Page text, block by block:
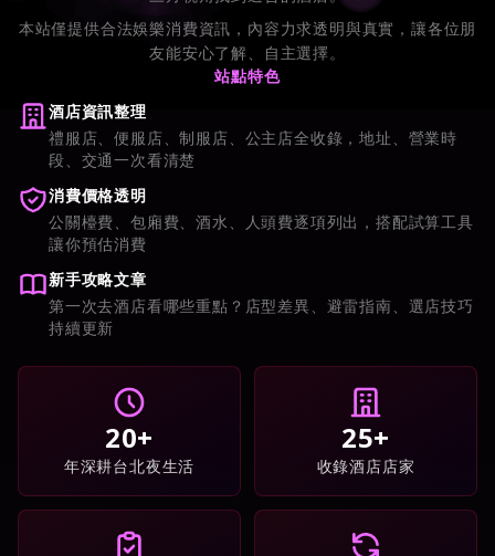
本站僅提供合法娛樂消費資訊，內容力求透明與真實，讓各位朋
友能安心了解、自主選擇。
站點特色
酒店資訊整理
禮服店、便服店、制服店、公主店全收錄，地址、營業時
段、交通一次看清楚
消費價格透明
公關檯費、包廂費、酒水、人頭費逐項列出，搭配試算工具
讓你預估消費
新手攻略文章
第一次去酒店看哪些重點？店型差異、避雷指南、選店技巧
持續更新
20+
年深耕台北夜生活
25+
收錄酒店店家